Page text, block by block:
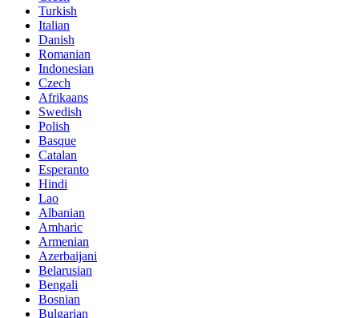
Turkish
Italian
Danish
Romanian
Indonesian
Czech
Afrikaans
Swedish
Polish
Basque
Catalan
Esperanto
Hindi
Lao
Albanian
Amharic
Armenian
Azerbaijani
Belarusian
Bengali
Bosnian
Bulgarian